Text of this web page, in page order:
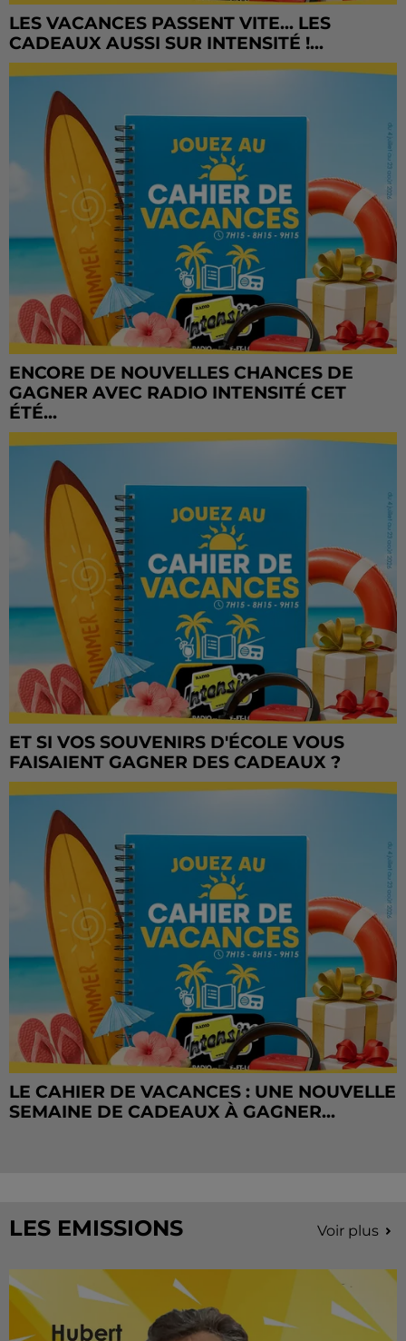
LES VACANCES PASSENT VITE... LES
CADEAUX AUSSI SUR INTENSITÉ !...
ENCORE DE NOUVELLES CHANCES DE
GAGNER AVEC RADIO INTENSITÉ CET
ÉTÉ...
ET SI VOS SOUVENIRS D'ÉCOLE VOUS
FAISAIENT GAGNER DES CADEAUX ?
LE CAHIER DE VACANCES : UNE NOUVELLE
SEMAINE DE CADEAUX À GAGNER...
LES EMISSIONS Voir plus